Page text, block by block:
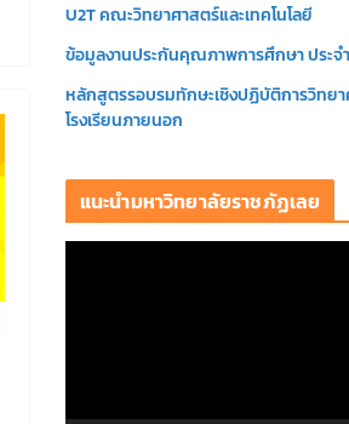
U2T คณะวิทยาศาสตร์และเทคโนโลยี
ข้อมูลงานประกันคุณภาพการศึกษา ประจ
หลักสูตรรอบรมทักษะเชิงปฏิบัติการวิทย
โรงเรียนภายนอก
แนะนำมหาวิทยาลัยราชภัฏเลย